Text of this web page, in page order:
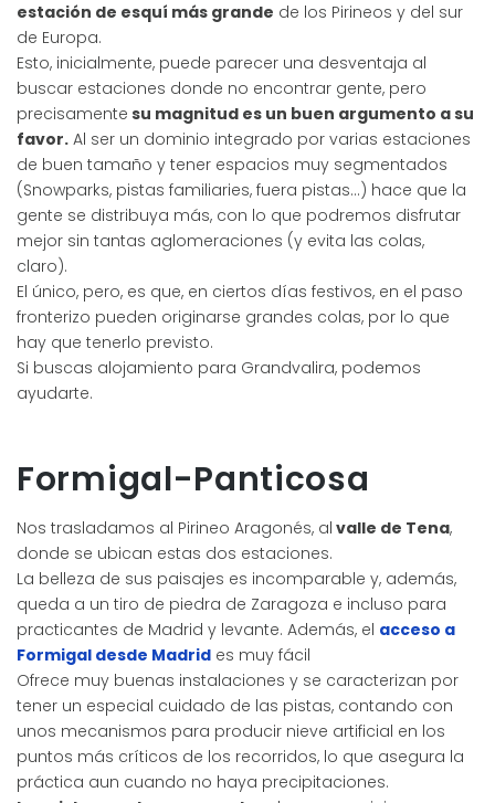
estación de esquí más grande de los Pirineos y del sur
de Europa.
Esto, inicialmente, puede parecer una desventaja al
buscar estaciones donde no encontrar gente, pero
precisamente su magnitud es un buen argumento a su
favor. Al ser un dominio integrado por varias estaciones
de buen tamaño y tener espacios muy segmentados
(Snowparks, pistas familiaries, fuera pistas…) hace que la
gente se distribuya más, con lo que podremos disfrutar
mejor sin tantas aglomeraciones (y evita las colas,
claro).
El único, pero, es que, en ciertos días festivos, en el paso
fronterizo pueden originarse grandes colas, por lo que
hay que tenerlo previsto.
Si buscas alojamiento para Grandvalira, podemos
ayudarte.
Formigal-Panticosa
Nos trasladamos al Pirineo Aragonés, al valle de Tena,
donde se ubican estas dos estaciones.
La belleza de sus paisajes es incomparable y, además,
queda a un tiro de piedra de Zaragoza e incluso para
practicantes de Madrid y levante. Además, el acceso a
Formigal desde Madrid es muy fácil
Ofrece muy buenas instalaciones y se caracterizan por
tener un especial cuidado de las pistas, contando con
unos mecanismos para producir nieve artificial en los
puntos más críticos de los recorridos, lo que asegura la
práctica aun cuando no haya precipitaciones.